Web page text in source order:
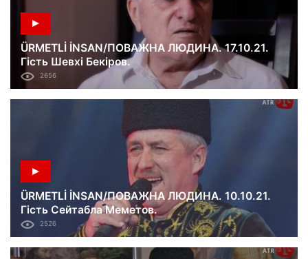
ÜRMETLİ İNSAN/ПОВАЖНА ЛЮДИНА. 17.10.21.
Гість Шевхі Бекіров.
2656
ÜRMETLİ İNSAN/ПОВАЖНА ЛЮДИНА. 10.10.21.
Гість Сейтабла Меметов.
2526